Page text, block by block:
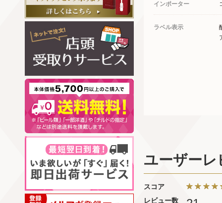
インポーター
ラベル表示
ユーザーレ
スコア
レビュー数